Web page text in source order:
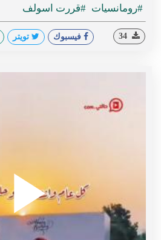
#رومانسيات #قررت اسولف
فيسبوك تويتر